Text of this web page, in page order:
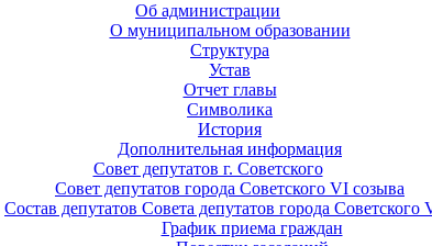
Об администрации
О муниципальном образовании
Структура
Устав
Отчет главы
Символика
История
Дополнительная информация
Совет депутатов г. Советского
Совет депутатов города Советского VI созыва
Состав депутатов Совета депутатов города Советского
График приема граждан